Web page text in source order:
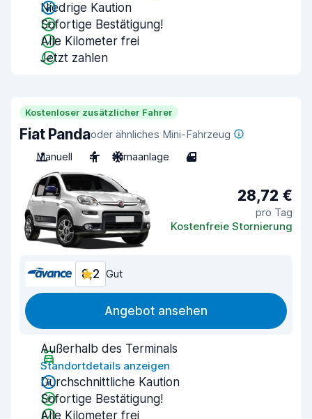
Niedrige Kaution
Sofortige Bestätigung!
Alle Kilometer frei
Jetzt zahlen
Kostenloser zusätzlicher Fahrer
Fiat Pandaoder ähnliches Mini-Fahrzeug
Manuell
4 Klimaanlage 4
28,72 €
pro Tag
Kostenfreie Stornierung
8,2 Gut
Angebot ansehen
Außerhalb des Terminals
Standortdetails anzeigen
Durchschnittliche Kaution
Sofortige Bestätigung!
Alle Kilometer frei